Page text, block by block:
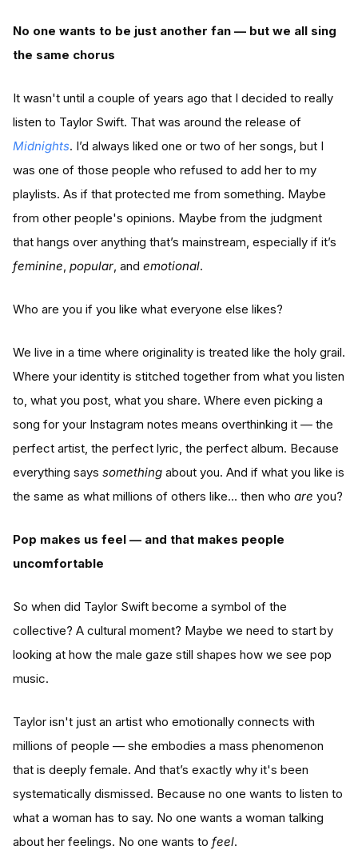
No one wants to be just another fan — but we all sing
the same chorus
It wasn't until a couple of years ago that I decided to really
listen to Taylor Swift. That was around the release of
Midnights. I’d always liked one or two of her songs, but I
was one of those people who refused to add her to my
playlists. As if that protected me from something. Maybe
from other people's opinions. Maybe from the judgment
that hangs over anything that’s mainstream, especially if it’s
feminine, popular, and emotional.
Who are you if you like what everyone else likes?
We live in a time where originality is treated like the holy grail.
Where your identity is stitched together from what you listen
to, what you post, what you share. Where even picking a
song for your Instagram notes means overthinking it — the
perfect artist, the perfect lyric, the perfect album. Because
everything says something about you. And if what you like is
the same as what millions of others like… then who are you?
Pop makes us feel — and that makes people
uncomfortable
So when did Taylor Swift become a symbol of the
collective? A cultural moment? Maybe we need to start by
looking at how the male gaze still shapes how we see pop
music.
Taylor isn't just an artist who emotionally connects with
millions of people — she embodies a mass phenomenon
that is deeply female. And that’s exactly why it's been
systematically dismissed. Because no one wants to listen to
what a woman has to say. No one wants a woman talking
about her feelings. No one wants to feel.